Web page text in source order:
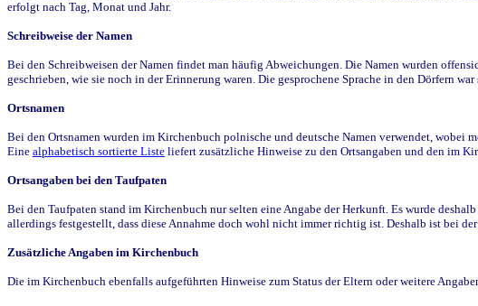
erfolgt nach Tag, Monat und Jahr.
Schreibweise der Namen
Bei den Schreibweisen der Namen findet man häufig Abweichungen. Die Namen wurden
geschrieben, wie sie noch in der Erinnerung waren. Die gesprochene Sprache in den Dörfern
Ortsnamen
Bei den Ortsnamen wurden im Kirchenbuch polnische und deutsche Namen verwendet, wobei
Eine alphabetisch sortierte Liste liefert zusätzliche Hinweise zu den Ortsangaben und den im
Ortsangaben bei den Taufpaten
Bei den Taufpaten stand im Kirchenbuch nur selten eine Angabe der Herkunft. Es wurde
allerdings festgestellt, dass diese Annahme doch wohl nicht immer richtig ist. Deshalb ist bei
Zusätzliche Angaben im Kirchenbuch
Die im Kirchenbuch ebenfalls aufgeführten Hinweise zum Status der Eltern oder weitere